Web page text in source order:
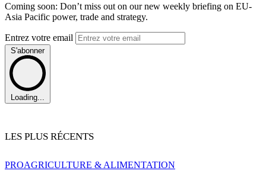
Coming soon: Don’t miss out on our new weekly briefing on EU-
Asia Pacific power, trade and strategy.
Entrez votre email
S'abonner
Loading...
LES PLUS RÉCENTS
PROAGRICULTURE & ALIMENTATION